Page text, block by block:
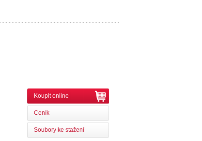
Koupit online
Ceník
Soubory ke stažení